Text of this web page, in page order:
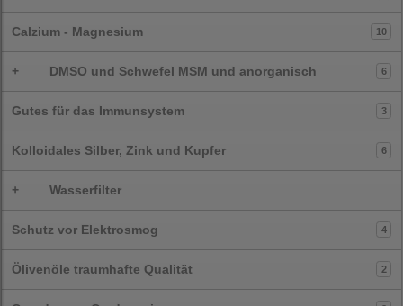
Calzium - Magnesium 10
+ DMSO und Schwefel MSM und anorganisch 6
Gutes für das Immunsystem 3
Kolloidales Silber, Zink und Kupfer 6
+ Wasserfilter
Schutz vor Elektrosmog 4
Ölivenöle traumhafte Qualität 2